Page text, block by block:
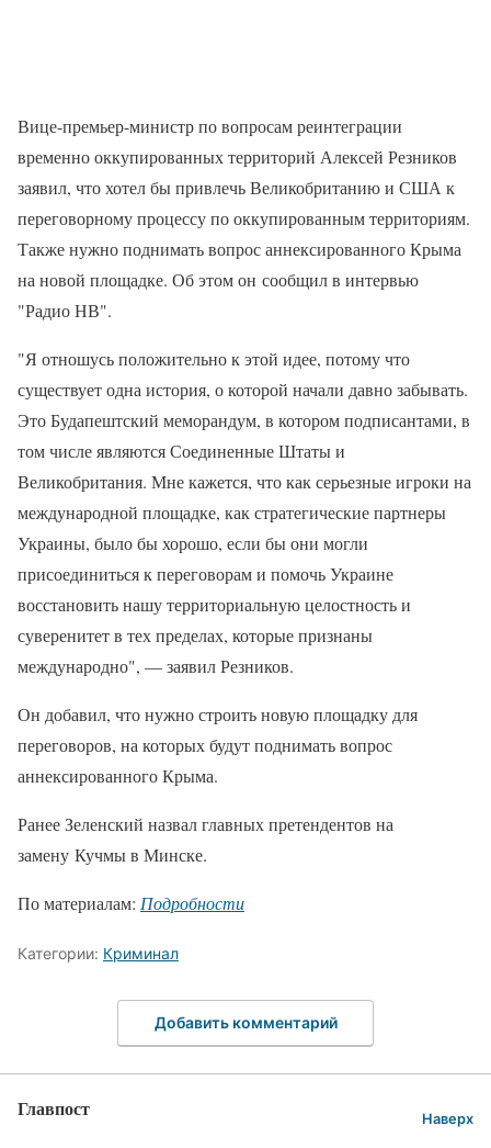
Вице-премьер-министр по вопросам реинтеграции
временно оккупированных территорий Алексей Резников
заявил, что хотел бы привлечь Великобританию и США к
переговорному процессу по оккупированным территориям.
Также нужно поднимать вопрос аннексированного Крыма
на новой площадке. Об этом он сообщил в интервью
"Радио НВ".
"Я отношусь положительно к этой идее, потому что
существует одна история, о которой начали давно забывать.
Это Будапештский меморандум, в котором подписантами, в
том числе являются Соединенные Штаты и
Великобритания. Мне кажется, что как серьезные игроки на
международной площадке, как стратегические партнеры
Украины, было бы хорошо, если бы они могли
присоединиться к переговорам и помочь Украине
восстановить нашу территориальную целостность и
суверенитет в тех пределах, которые признаны
международно", — заявил Резников.
Он добавил, что нужно строить новую площадку для
переговоров, на которых будут поднимать вопрос
аннексированного Крыма.
Ранее Зеленский назвал главных претендентов на
замену Кучмы в Минске.
По материалам: Подробности
Категории: Криминал
Добавить комментарий
Главпост Наверх